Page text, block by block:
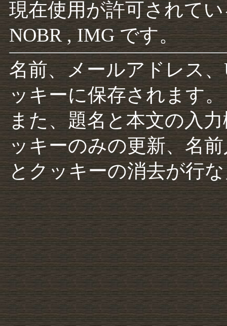
現在使用が許可されて
NOBR , IMG です。
名前、メールアドレス
ッキーに保存されます。
また、題名と本文の入
ッキーのみの更新、名
とクッキーの消去が行